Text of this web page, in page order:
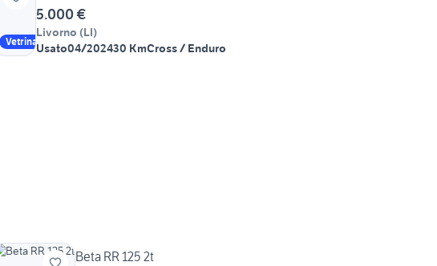
Vetrina
5.000 €
Livorno (LI)
Usato04/202430 KmCross / Enduro
Beta RR 125 2t